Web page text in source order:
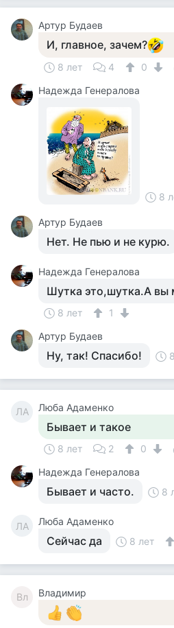
Артур Будаев
И, главное, зачем?
8 лет 4
0
Надежда Генералова
8
Артур Будаев
Нет. Не пью и не курю.
Надежда Генералова
Шутка это,шутка.А вы
8 лет
1
Артур Будаев
Ну, так! Спасибо!
ЛА Люба Адаменко
Бывает и такое
8 лет 2
0
Надежда Генералова
Бывает и часто. 8
ЛА Люба Адаменко
Сейчас да 8 лет
Вл Владимир